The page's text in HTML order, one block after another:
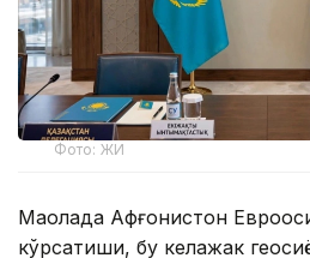
Фото: ЖИ
Мақолада Афғонистон
кўрсатиши, бу келажак